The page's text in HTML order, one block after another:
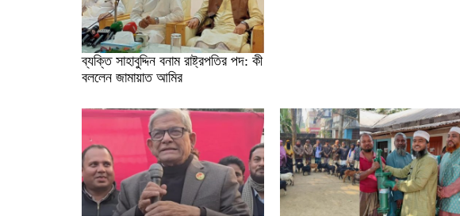
ব্যক্তি সাহাবুদ্দিন বনাম রাষ্ট্রপতির পদ: কী
বললেন জামায়াত আমির